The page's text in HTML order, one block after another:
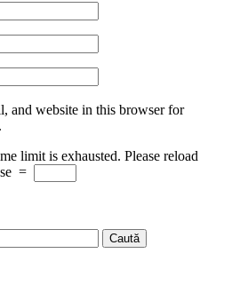
and website in this browser for
limit is exhausted. Please reload
=